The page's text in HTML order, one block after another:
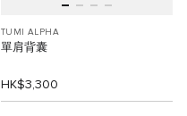
TUMI ALPHA
單肩背囊
HK$3,300